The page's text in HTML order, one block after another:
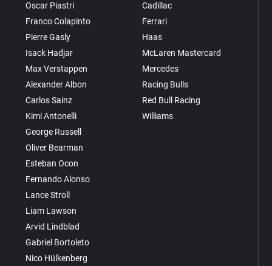
Oscar Piastri
Franco Colapinto
Pierre Gasly
Isack Hadjar
Max Verstappen
Alexander Albon
Carlos Sainz
Kimi Antonelli
George Russell
Oliver Bearman
Esteban Ocon
Fernando Alonso
Lance Stroll
Liam Lawson
Arvid Lindblad
Gabriel Bortoleto
Nico Hülkenberg
Cadillac
Ferrari
Haas
McLaren Mastercard
Mercedes
Racing Bulls
Red Bull Racing
Williams